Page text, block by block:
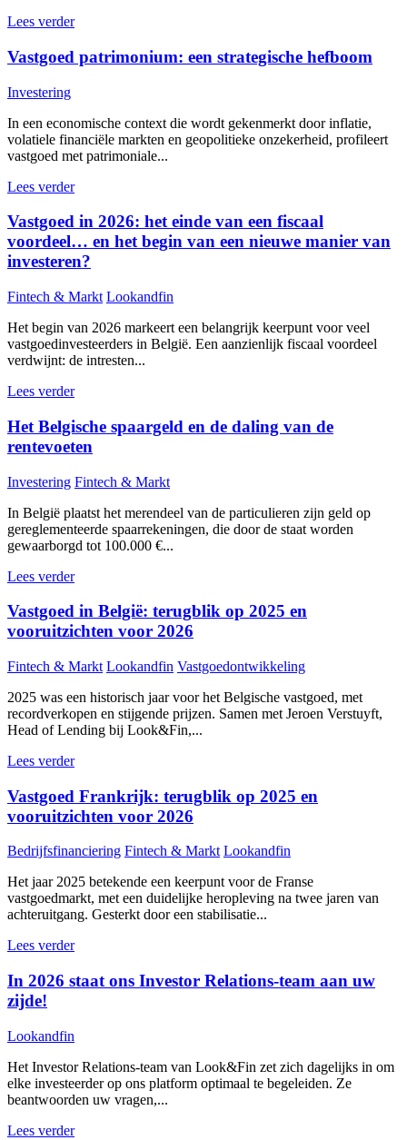
Lees verder
Vastgoed patrimonium: een strategische hefboom
Investering
In een economische context die wordt gekenmerkt door inflatie,
volatiele financiële markten en geopolitieke onzekerheid, profileert
vastgoed met patrimoniale...
Lees verder
Vastgoed in 2026: het einde van een fiscaal
voordeel… en het begin van een nieuwe manier van
investeren?
Fintech & Markt Lookandfin
Het begin van 2026 markeert een belangrijk keerpunt voor veel
vastgoedinvesteerders in België. Een aanzienlijk fiscaal voordeel
verdwijnt: de intresten...
Lees verder
Het Belgische spaargeld en de daling van de
rentevoeten
Investering Fintech & Markt
In België plaatst het merendeel van de particulieren zijn geld op
gereglementeerde spaarrekeningen, die door de staat worden
gewaarborgd tot 100.000 €...
Lees verder
Vastgoed in België: terugblik op 2025 en
vooruitzichten voor 2026
Fintech & Markt Lookandfin Vastgoedontwikkeling
2025 was een historisch jaar voor het Belgische vastgoed, met
recordverkopen en stijgende prijzen. Samen met Jeroen Verstuyft,
Head of Lending bij Look&Fin,...
Lees verder
Vastgoed Frankrijk: terugblik op 2025 en
vooruitzichten voor 2026
Bedrijfsfinanciering Fintech & Markt Lookandfin
Het jaar 2025 betekende een keerpunt voor de Franse
vastgoedmarkt, met een duidelijke heropleving na twee jaren van
achteruitgang. Gesterkt door een stabilisatie...
Lees verder
In 2026 staat ons Investor Relations-team aan uw
zijde!
Lookandfin
Het Investor Relations-team van Look&Fin zet zich dagelijks in om
elke investeerder op ons platform optimaal te begeleiden. Ze
beantwoorden uw vragen,...
Lees verder